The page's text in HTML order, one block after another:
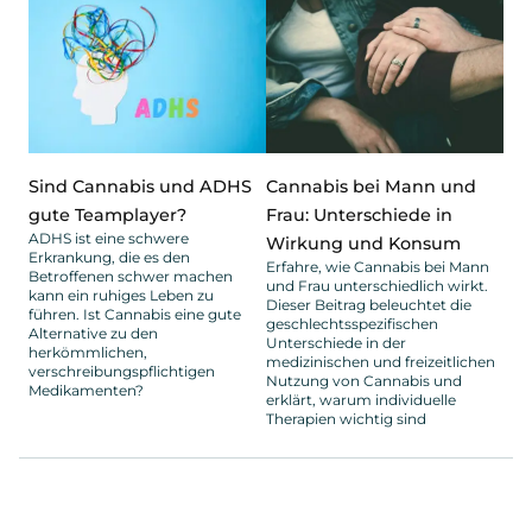
Sind Cannabis und ADHS
gute Teamplayer?
ADHS ist eine schwere
Erkrankung, die es den
Betroffenen schwer machen
kann ein ruhiges Leben zu
führen. Ist Cannabis eine gute
Alternative zu den
herkömmlichen,
verschreibungspflichtigen
Medikamenten?
Cannabis bei Mann und
Frau: Unterschiede in
Wirkung und Konsum
Erfahre, wie Cannabis bei Mann
und Frau unterschiedlich wirkt.
Dieser Beitrag beleuchtet die
geschlechtsspezifischen
Unterschiede in der
medizinischen und freizeitlichen
Nutzung von Cannabis und
erklärt, warum individuelle
Therapien wichtig sind